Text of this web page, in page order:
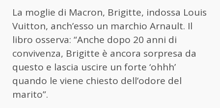
La moglie di Macron, Brigitte, indossa Louis
Vuitton, anch’esso un marchio Arnault. Il
libro osserva: “Anche dopo 20 anni di
convivenza, Brigitte è ancora sorpresa da
questo e lascia uscire un forte ‘ohhh’
quando le viene chiesto dell’odore del
marito”.